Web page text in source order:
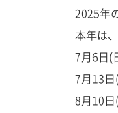
2025年
本年は
7月6日(
7月13日
8月10日